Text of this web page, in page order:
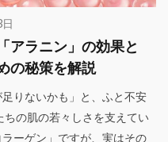
アラニン」の効果と
の秘策を解説
りないかも」と、ふと不安
の肌の若々しさを支えてい
ーゲン」ですが、実はその